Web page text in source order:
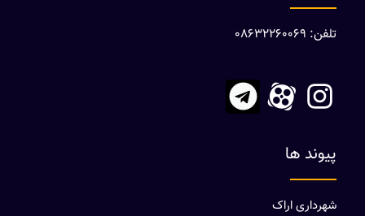
تلفن: 08632260069
پیوند ها
شهرداری اراک